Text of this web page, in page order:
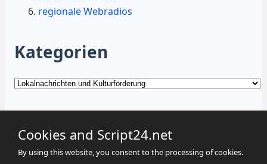
regionale Webradios
Kategorien
Kategorien
Cookies and Script24.net
By using this website, you consent to the processing of cookies.